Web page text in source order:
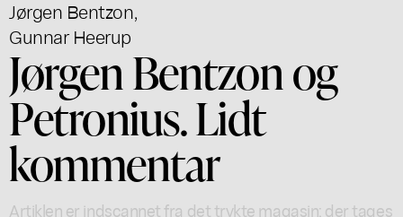
Jørgen Bentzon,
Gunnar Heerup
Jørgen Bentzon og
Petronius. Lidt
kommentar
Artiklen er indscannet fra det trykte magasin; der tages